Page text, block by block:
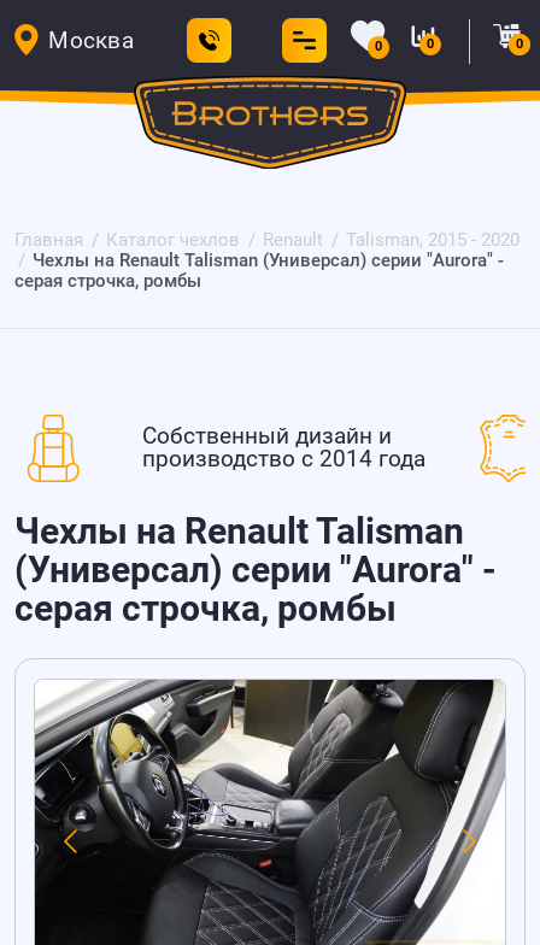
Москва 0 0 0
Главная Каталог чехлов Renault
Talisman, 2015 - 2020
Чехлы на Renault Talisman (Универсал) серии "Aurora" -
серая строчка, ромбы
Собственный дизайн и
производство с 2014 года
Чехлы на Renault Talisman
(Универсал) серии "Aurora" -
серая строчка, ромбы